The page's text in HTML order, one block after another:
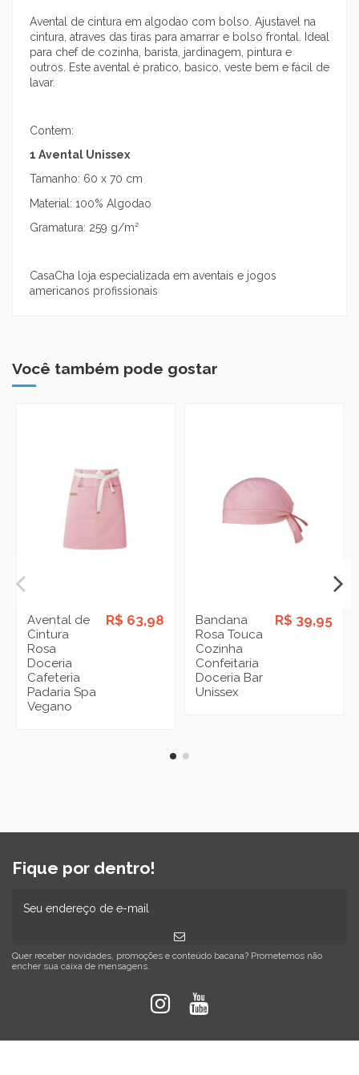
Avental de cintura em algodao com bolso. Ajustavel na
cintura, atraves das tiras para amarrar e bolso frontal. Ideal
para chef de cozinha, barista, jardinagem, pintura e
outros. Este avental é pratico, basico, veste bem e fácil de
lavar.
Contem:
1 Avental Unissex
Tamanho: 60 x 70 cm
Material: 100% Algodao
Gramatura: 259 g/m²
CasaCha loja especializada em aventais e jogos
americanos profissionais
Você também pode gostar
Avental de
Cintura
Rosa
Doceria
Cafeteria
Padaria Spa
Vegano
R$ 63,98
Bandana
Rosa Touca
Cozinha
Confeitaria
Doceria Bar
Unissex
R$ 39,95
Fique por dentro!
Quer receber novidades, promoções e conteúdo bacana? Prometemos não
encher sua caixa de mensagens.